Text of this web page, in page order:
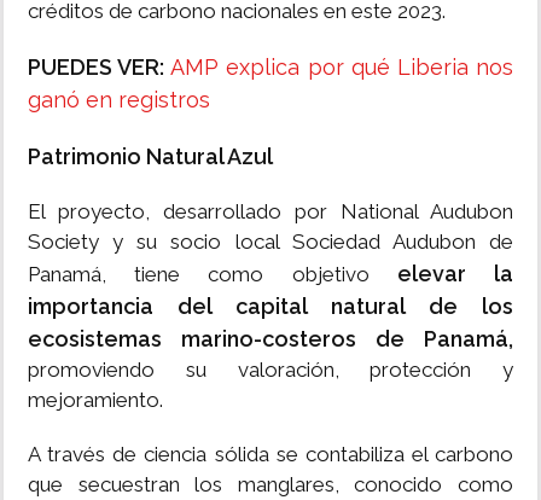
créditos de carbono nacionales en este 2023.
PUEDES VER:AMP explica por qué Liberia nos
ganó en registros
Patrimonio Natural Azul
El proyecto, desarrollado por National Audubon
Society y su socio local Sociedad Audubon de
Panamá, tiene como objetivo elevar la
importancia del capital natural de los
ecosistemas marino-costeros de Panamá,
promoviendo su valoración, protección y
mejoramiento.
A través de ciencia sólida se contabiliza el carbono
que secuestran los manglares, conocido como